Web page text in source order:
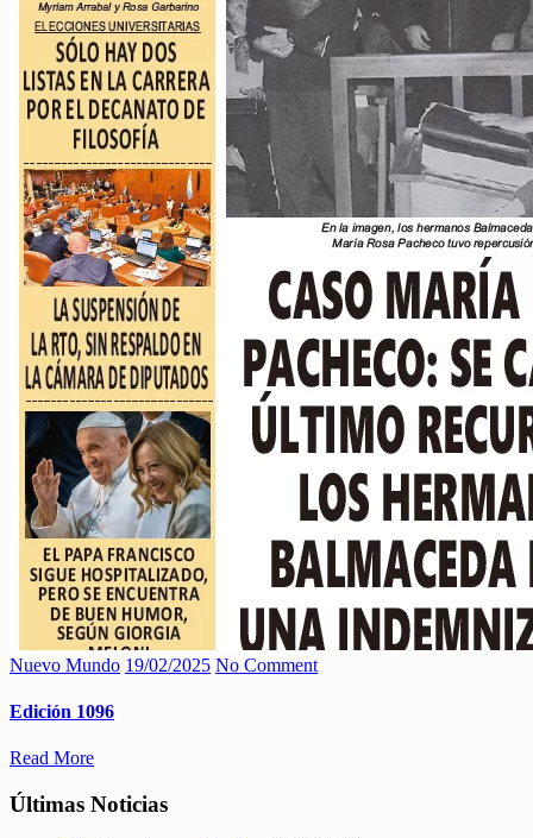
Nuevo Mundo 19/02/2025 No Comment
Edición 1096
Read More
Últimas Noticias